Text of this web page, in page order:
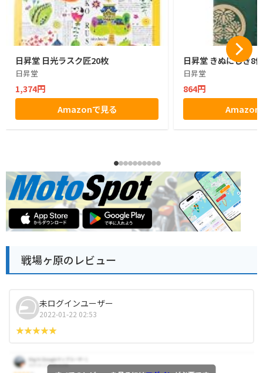
日昇堂 日光ラスク匠20枚
日昇堂
1,374円
Amazonで見る
日昇堂 きぬにしき8個
日昇堂
864円
Amazon
戦場ヶ原のレビュー
未ログインユーザー
2022-01-22 02:53